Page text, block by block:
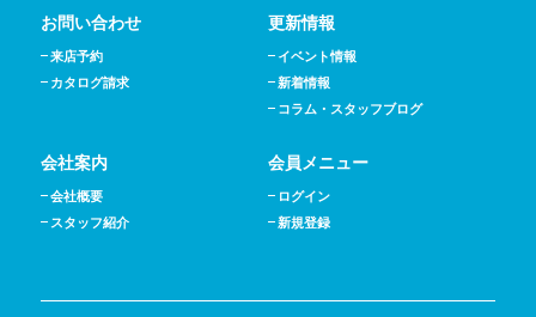
お問い合わせ
来店予約
カタログ請求
更新情報
イベント情報
新着情報
コラム・スタッフブログ
会社案内
会社概要
スタッフ紹介
会員メニュー
ログイン
新規登録